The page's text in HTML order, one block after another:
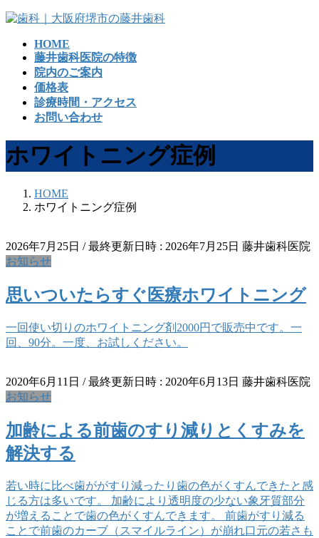
コ
プ
ナ
動
HOME
藤井歯科医院の特徴
院内のご案内
価格表
診療時間・アクセス
お問い合わせ
ホワイトニング症例
HOME
ホワイトニング症例
2026年7月25日 / 最終更新日時 : 2026年7月25日 藤井歯科医院
お知らせ
思いついたらすぐ医療ホワイトニング
一回使い切りのホワイトニング剤2000円で販売中です。一
回、90分。一度、お試しください。
2020年6月11日 / 最終更新日時 : 2020年6月13日 藤井歯科医院
お知らせ
加齢による前歯のすり減りとくすみを
解決する
若い時に比べ歯ががすり減ったり歯の色がくすんできたと感
じる方は多いです。 加齢により透明度の少ない象牙質部分
が増えることで歯の色がくすんできます。 前歯がすり減る
ことで前歯のカーブ（スマイルライン）が崩れ口元の若さも